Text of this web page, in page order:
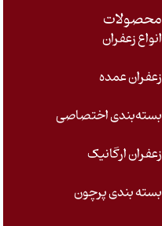
محصولات
انواع زعفران
زعفران عمده
بسته‌بندی اختصاصی
زعفران ارگانیک
بسته بندی پرچون